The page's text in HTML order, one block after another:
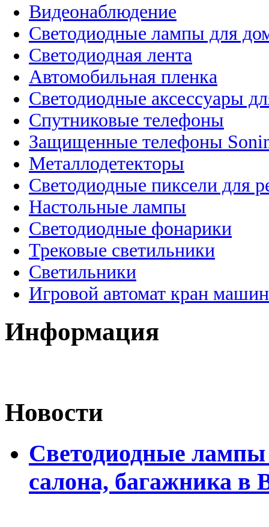
Видеонаблюдение
Светодиодные лампы для
Светодиодная лента
Автомобильная пленка
Светодиодные аксессуары
Спутниковые телефоны
Защищенные телефоны
Металлодетекторы
Светодиодные пиксели для
Настольные лампы
Светодиодные фонарики
Трековые светильники
Светильники
Игровой автомат кран
Информация
Новости
Светодиодные лампы
салона, багажника в